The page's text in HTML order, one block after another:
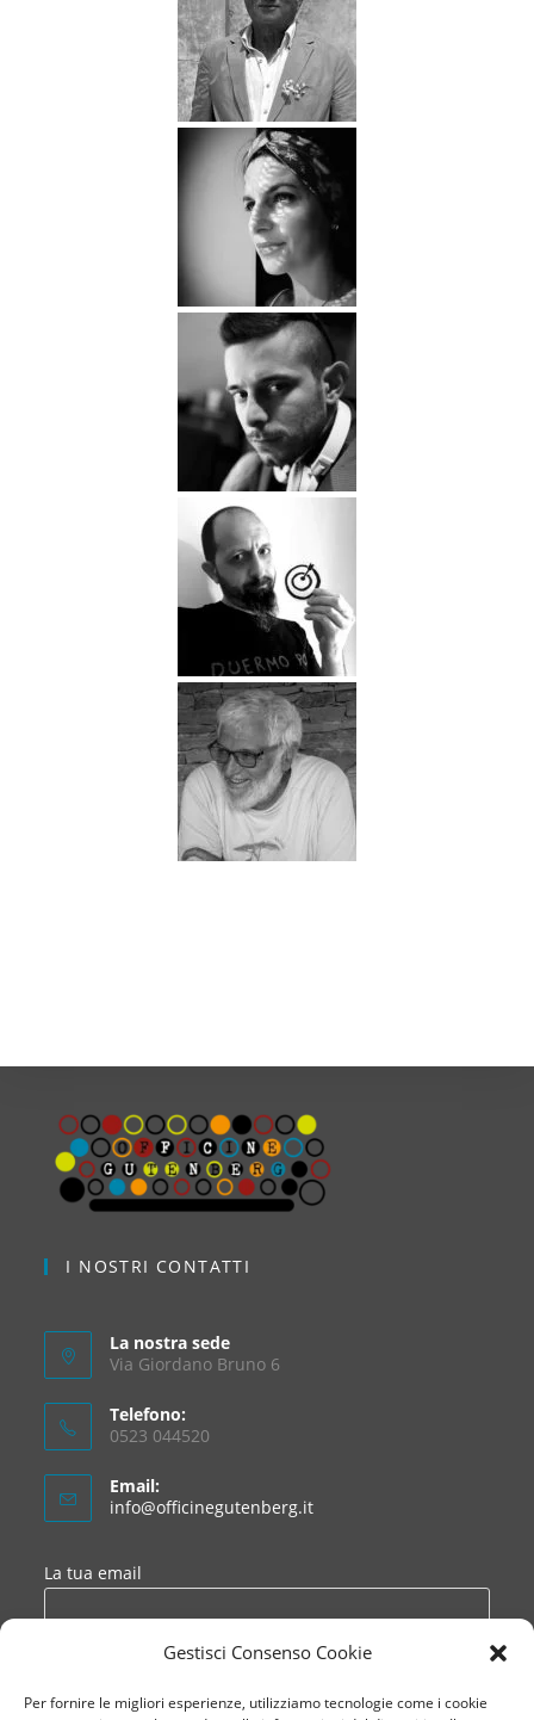
Gestisci Consenso Cookie
Per fornire le migliori esperienze, utilizziamo tecnologie come i cookie
I NOSTRI CONTATTI
La nostra sede
Via Giordano Bruno 6
Telefono:
0523 044520
Email:
info@officinegutenberg.it
La tua email
Ho letto e accetto le condizioni della